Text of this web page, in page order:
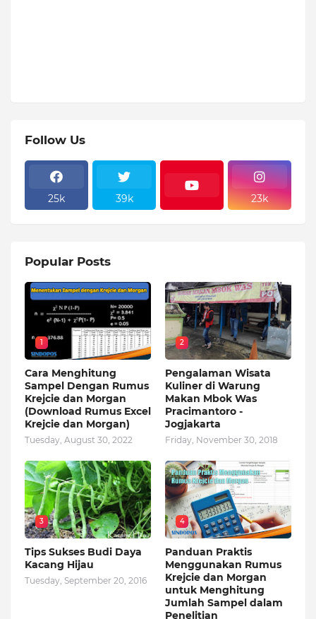
Follow Us
25k 39k 23k
Popular Posts
1
Cara Menghitung
Sampel Dengan Rumus
Krejcie dan Morgan
(Download Rumus Excel
Krejcie dan Morgan)
Tuesday, August 30, 2022
2
Pengalaman Wisata
Kuliner di Warung
Makan Mbok Was
Pracimantoro -
Jogjakarta
Friday, November 30, 2018
3
Tips Sukses Budi Daya
Kacang Hijau
Tuesday, September 20, 2016
4
Panduan Praktis
Menggunakan Rumus
Krejcie dan Morgan
untuk Menghitung
Jumlah Sampel dalam
Penelitian